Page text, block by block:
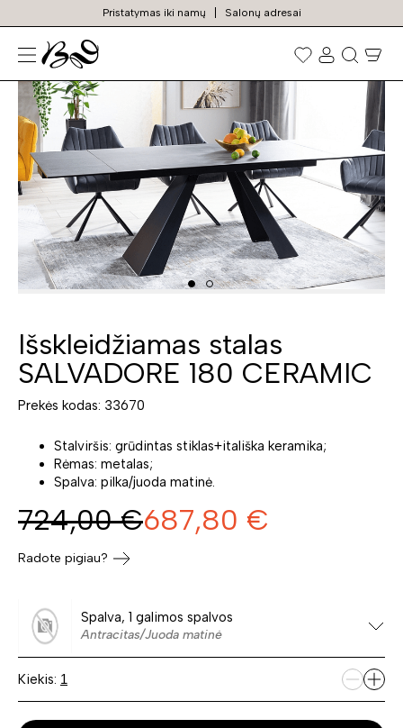
Pristatymas iki namų Salonų adresai
Prekių
paieška
N
Išskleidžiamas stalas
SALVADORE 180 CERAMIC
Prekės kodas: 33670
Stalviršis: grūdintas stiklas+itališka keramika;
Rėmas: metalas;
Spalva: pilka/juoda matinė.
724,00 €687,80 €
Radote pigiau?
Spalva, 1 galimos spalvos
Antracitas/Juoda matinė
Kiekis: